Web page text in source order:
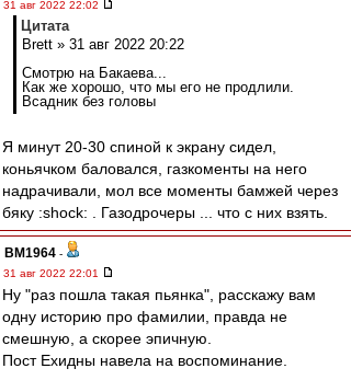
31 авг 2022 22:02
Цитата
Brett » 31 авг 2022 20:22
Смотрю на Бакаева...
Как же хорошо, что мы его не продлили.
Всадник без головы
Я минут 20-30 спиной к экрану сидел,
коньячком баловался, газкоменты на него
надрачивали, мол все моменты бамжей через
бяку :shock: . Газодрочеры ... что с них взять.
BM1964 -
31 авг 2022 22:01
Ну "раз пошла такая пьянка", расскажу вам
одну историю про фамилии, правда не
смешную, а скорее эпичную.
Пост Ехидны навела на воспоминание.